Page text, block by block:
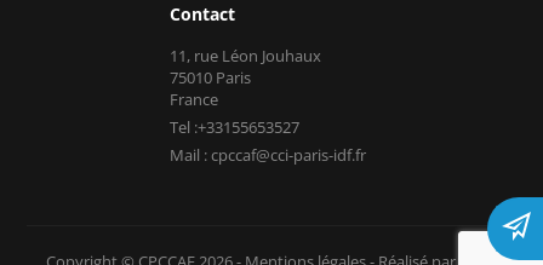
Contact
11, rue Léon Jouhaux
75010 Paris
France
Tel :+33155653527
Mail : cpccaf@cci-paris-idf.fr